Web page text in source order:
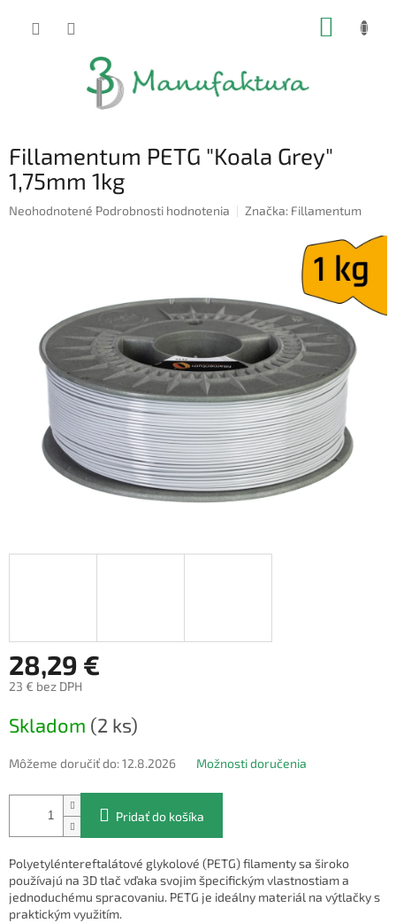
Fillamentum PETG "Koala Grey"
1,75mm 1kg
Priemerné
hviezdičiek.
Neohodnotené Podrobnosti hodnotenia Značka: Fillamentum
28,29 €
23 € bez DPH
cena:
Skladom (2 ks)
Môžeme doručiť do:12.8.2026 Možnosti doručenia
Pridať do košíka
Polyetyléntereftalátové glykolové (PETG) filamenty sa široko
používajú na 3D tlač vďaka svojim špecifickým vlastnostiam a
jednoduchému spracovaniu. PETG je ideálny materiál na výtlačky s
praktickým využitím.